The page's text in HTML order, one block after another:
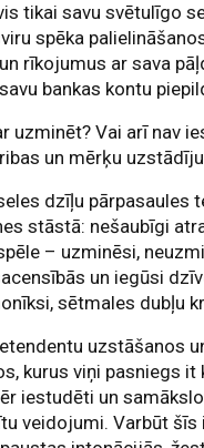
tikai savu svētulīgo
spēka
rīkojumus ar sava
bankas kontu
uzminēt? Vai arī nav
un mērķu
dzīļu pārpasaules
stāstā: nešaubīgi
– uzminēsi,
un iegūsi
sētmales dubļu
uzstāšanos
kurus viņi pasniegs
iestudēti un
veidojumi. Varbūt